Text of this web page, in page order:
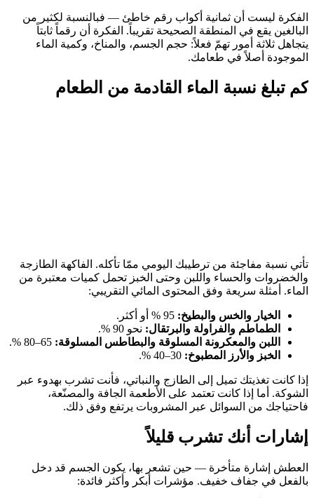
الفكرة ليست أن ثمانية أكواب رقم خاطئ — فبالنسبة لكثير من
البالغين يقع في المنطقة الصحيحة تقريباً. الفكرة أن رقماً ثابتاً
يتجاهل ثلاثة أمور تهمّ فعلاً: حجم الجسم، والمناخ، وكمية الماء
الموجودة أصلاً في طعامك.
كم تبلغ نسبة الماء القادمة من الطعام
تأتي نسبة مفاجئة من ترطيبك اليومي ممّا تأكله. الفاكهة الطازجة
والخضروات والحساء واللبن وحتى الخبز تحمل كميات معتبرة من
الماء. أمثلة سريعة وفق المحتوى المائي التقريبي:
الخيار والخس والبطيخ:
الطماطم والفراولة والبرتقال: نحو 90 %.
اللبن والمعكرونة المسلوقة والبطاطس المسلوقة:
الخبز والأرز المطبوخ:
إذا كانت تغذيتك تميل إلى الطازج والنباتي، فأنت تشرب بهدوء عبر
الشوكة. أما إذا كانت تعتمد على الأطعمة الجافة والمصنّعة،
فاحتياجك من السوائل عبر المشروبات يرتفع وفق ذلك.
إشارات أنك تشرب قليلاً
العطش إشارة متأخرة — حين تشعر بها، يكون الجسم قد دخل
بالفعل في جفاف خفيف. مؤشرات أبكر وأكثر فائدة: